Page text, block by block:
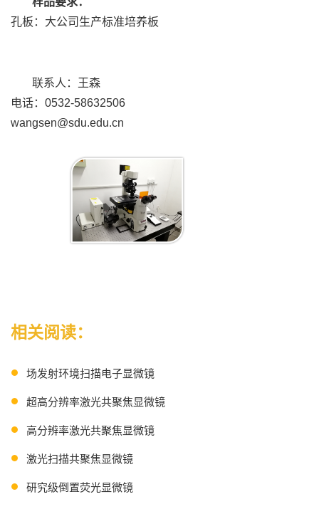
孔板：大公司生产标准培养板
联系人：王森
电话：0532-58632506
wangsen@sdu.edu.cn
相关阅读：
场发射环境扫描电子显微镜
超高分辨率激光共聚焦显微镜
高分辨率激光共聚焦显微镜
激光扫描共聚焦显微镜
研究级倒置荧光显微镜